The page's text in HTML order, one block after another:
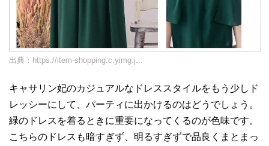
出典： https://item-shopping.c.yimg.j...
キャサリン妃のカジュアルなドレススタイルをもう少しド
レッシーにして、パーティに出かけるのはどうでしょう。
緑のドレスを着るときに重要になってくるのが色味です。
こちらのドレスも暗すぎず、明るすぎずで品良くまとまっ